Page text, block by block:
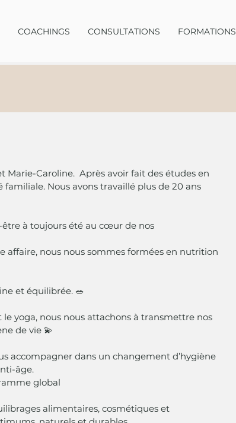
COACHINGS CONSULTATIONS FORMATIONS
Caroline.  Après avoir fait des études en
Nous avons travaillé plus de 20 ans
à toujours été au cœur de nos
affaire, nous nous sommes formées en nutrition
et équilibrée. 🥗
yoga, nous nous attachons à transmettre nos
de vie 💫
accompagner dans un changement d’hygiène
âge.
global
alimentaires, cosmétiques et